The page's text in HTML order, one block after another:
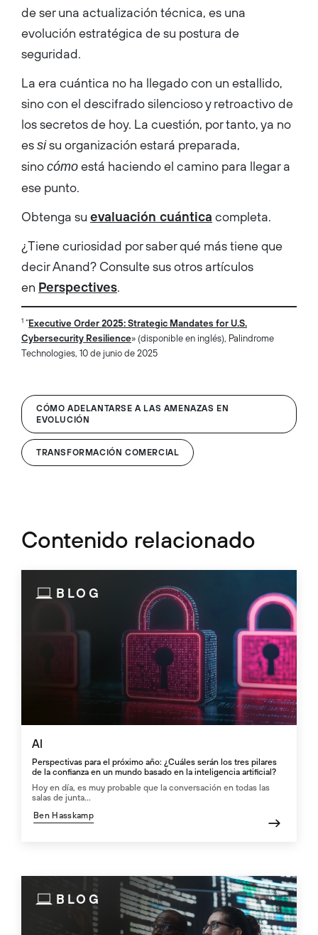
de ser una actualización técnica, es una
evolución estratégica de su postura de
seguridad.
La era cuántica no ha llegado con un estallido,
sino con el descifrado silencioso y retroactivo de
los secretos de hoy. La cuestión, por tanto, ya no
es sisu organización estará preparada,
sino cómo está haciendo el camino para llegar a
ese punto.
Obtenga su evaluación cuántica completa.
¿Tiene curiosidad por saber qué más tiene que
decir Anand? Consulte sus otros artículos
en Perspectives.
1 “Executive Order 2025: Strategic Mandates for U.S.
Cybersecurity Resilience» (disponible en inglés), Palindrome
Technologies, 10 de junio de 2025
CÓMO ADELANTARSE A LAS AMENAZAS EN
EVOLUCIÓN
TRANSFORMACIÓN COMERCIAL
Contenido relacionado
BLOG
AI
Perspectivas para el próximo año: ¿Cuáles serán los tres pilares
de la confianza en un mundo basado en la inteligencia artificial?
Hoy en día, es muy probable que la conversación en todas las
salas de junta...
Ben Hasskamp
BLOG